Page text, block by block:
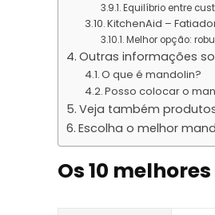
Equilíbrio entre
KitchenAid –
Melhor opção:
Outras informações
O que é mandolin?
Posso colocar o
Veja também
Escolha o melhor
Os 10